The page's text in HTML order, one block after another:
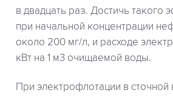
в двадцать раз. Достичь такого
при начальной концентрации
около 200 мг/л, и расходе
кВт на 1 м3 очищаемой воды.
При электрофлотации в сточной